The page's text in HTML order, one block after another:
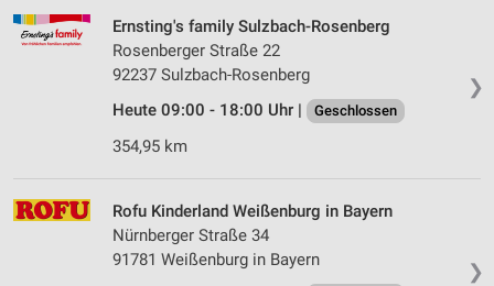
❯
Ernsting's family Sulzbach-Rosenberg
Rosenberger Straße 22
92237 Sulzbach-Rosenberg
Heute 09:00 - 18:00 Uhr |
Geschlossen
354,95 km
❯
Rofu Kinderland Weißenburg in Bayern
Nürnberger Straße 34
91781 Weißenburg in Bayern
Entwicklung und Verbesserung der Angebote
Verwendung reduzierter Daten zur Auswahl von
IAB-Besonderheiten:
Geräte anhand von aktiv angeforderten
Informationen identifizieren